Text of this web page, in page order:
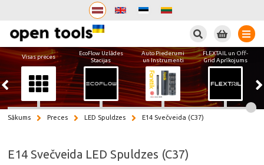
Visas preces
EcoFlow Uzlādes
Stacijas
Auto Piederumi
un Instrumenti
FLEXTAIL un Off-
Grid Aprīkojums
Sākums Preces LED Spuldzes E14 Svečveida (C37)
E14 Svečveida LED Spuldzes (C37)